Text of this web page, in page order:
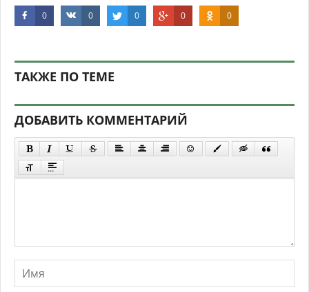
0 0 0 0 0
ТАКЖЕ ПО ТЕМЕ
ДОБАВИТЬ КОММЕНТАРИЙ